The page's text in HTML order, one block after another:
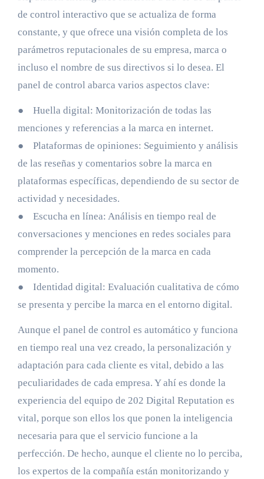
de control interactivo que se actualiza de forma
constante, y que ofrece una visión completa de los
parámetros reputacionales de su empresa, marca o
incluso el nombre de sus directivos si lo desea. El
panel de control abarca varios aspectos clave:
● Huella digital: Monitorización de todas las
menciones y referencias a la marca en internet.
● Plataformas de opiniones: Seguimiento y análisis
de las reseñas y comentarios sobre la marca en
plataformas específicas, dependiendo de su sector de
actividad y necesidades.
● Escucha en línea: Análisis en tiempo real de
conversaciones y menciones en redes sociales para
comprender la percepción de la marca en cada
momento.
● Identidad digital: Evaluación cualitativa de cómo
se presenta y percibe la marca en el entorno digital.
Aunque el panel de control es automático y funciona
en tiempo real una vez creado, la personalización y
adaptación para cada cliente es vital, debido a las
peculiaridades de cada empresa. Y ahí es donde la
experiencia del equipo de 202 Digital Reputation es
vital, porque son ellos los que ponen la inteligencia
necesaria para que el servicio funcione a la
perfección. De hecho, aunque el cliente no lo perciba,
los expertos de la compañía están monitorizando y